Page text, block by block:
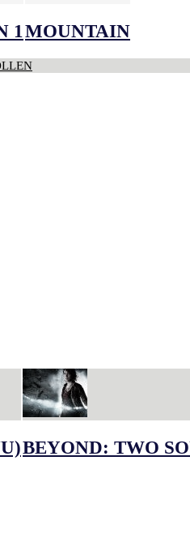
1MOUNTAIN
BEYOND: TWO